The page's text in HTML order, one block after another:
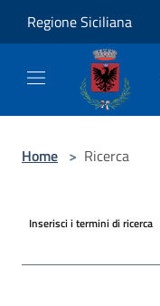
Regione Siciliana
Home > Ricerca
Inserisci i termini di ricerca